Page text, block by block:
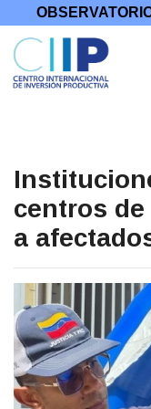
centros
a